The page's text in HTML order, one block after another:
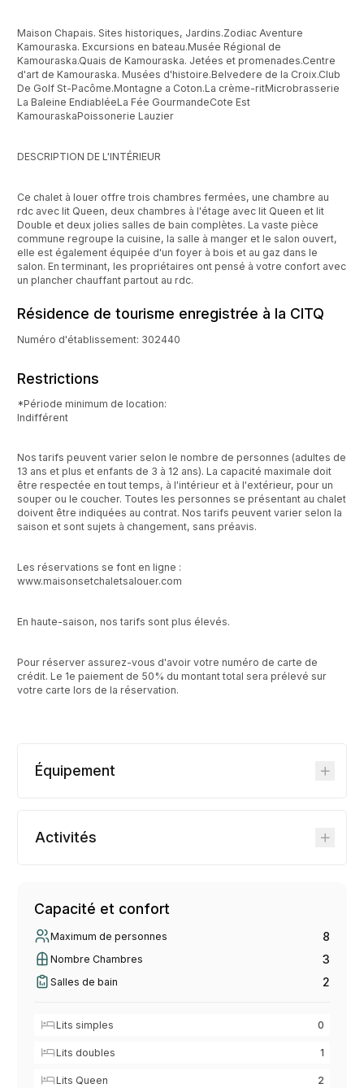
Maison Chapais. Sites historiques, Jardins.Zodiac Aventure
Kamouraska. Excursions en bateau.Musée Régional de
Kamouraska.Quais de Kamouraska. Jetées et promenades.Centre
d'art de Kamouraska. Musées d'histoire.Belvedere de la Croix.Club
De Golf St-Pacôme.Montagne a Coton.La crème-ritMicrobrasserie
La Baleine EndiabléeLa Fée GourmandeCote Est
KamouraskaPoissonerie Lauzier
DESCRIPTION DE L'INTÉRIEUR
Ce chalet à louer offre trois chambres fermées, une chambre au
rdc avec lit Queen, deux chambres à l'étage avec lit Queen et lit
Double et deux jolies salles de bain complètes. La vaste pièce
commune regroupe la cuisine, la salle à manger et le salon ouvert,
elle est également équipée d'un foyer à bois et au gaz dans le
salon. En terminant, les propriétaires ont pensé à votre confort avec
un plancher chauffant partout au rdc.
Résidence de tourisme enregistrée à la CITQ
Numéro d'établissement: 302440
Restrictions
*Période minimum de location:
Indifférent
Nos tarifs peuvent varier selon le nombre de personnes (adultes de
13 ans et plus et enfants de 3 à 12 ans). La capacité maximale doit
être respectée en tout temps, à l'intérieur et à l'extérieur, pour un
souper ou le coucher. Toutes les personnes se présentant au chalet
doivent être indiquées au contrat. Nos tarifs peuvent varier selon la
saison et sont sujets à changement, sans préavis.
Les réservations se font en ligne :
www.maisonsetchaletsalouer.com
En haute-saison, nos tarifs sont plus élevés.
Pour réserver assurez-vous d'avoir votre numéro de carte de
crédit. Le 1e paiement de 50% du montant total sera prélevé sur
votre carte lors de la réservation.
Équipement
Activités
Capacité et confort
Maximum de personnes 8
Nombre Chambres 3
Salles de bain 2
Lits simples 0
Lits doubles 1
Lits Queen 2